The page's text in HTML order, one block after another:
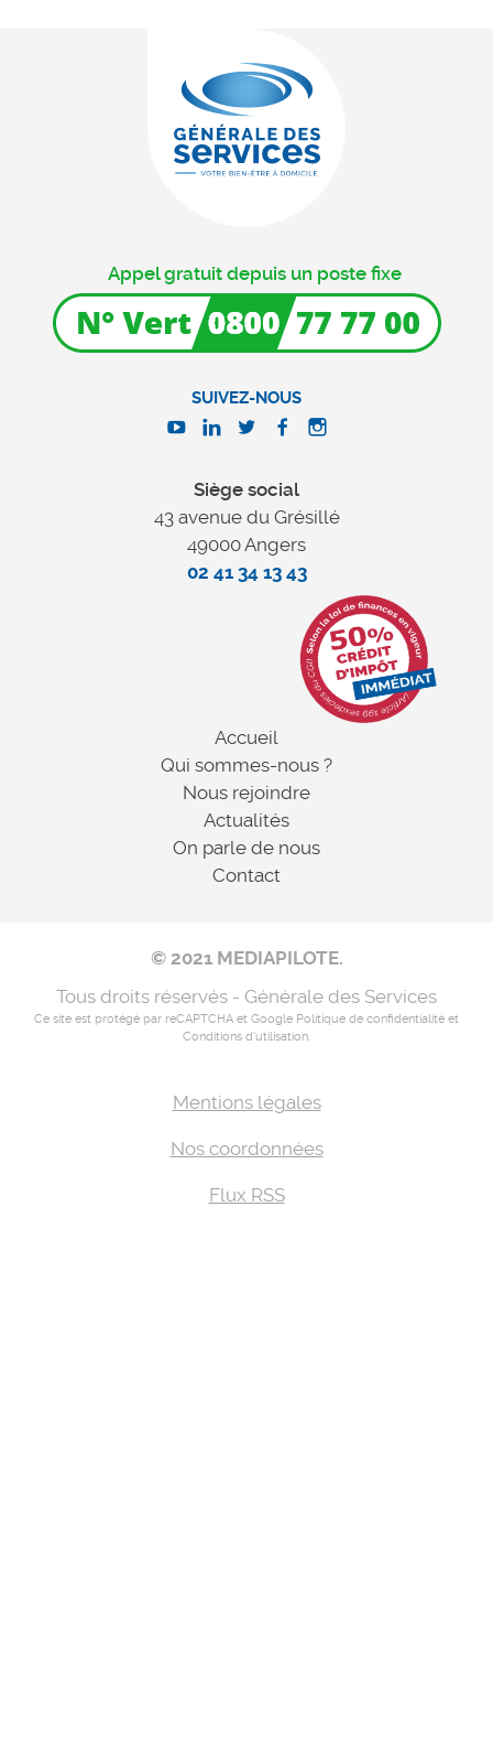
Siège social
43 avenue du Grésillé
49000 Angers
02 41 34 13 43
SUIVEZ-NOUS
Accueil
Qui sommes-nous ?
Nous rejoindre
Actualités
On parle de nous
Contact
Appel gratuit depuis un poste fixe
© 2021 MEDIAPILOTE.
Tous droits réservés - Générale des Services
Ce site est protégé par reCAPTCHA et Google Politique de confidentialité et
Conditions d'utilisation.
Mentions légales
Nos coordonnées
Flux RSS